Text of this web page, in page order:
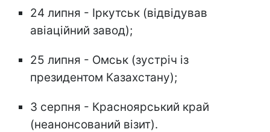
24 липня - Іркутськ (відвідував
авіаційний завод);
25 липня - Омськ (зустріч із
президентом Казахстану);
3 серпня - Красноярський край
(неанонсований візит).